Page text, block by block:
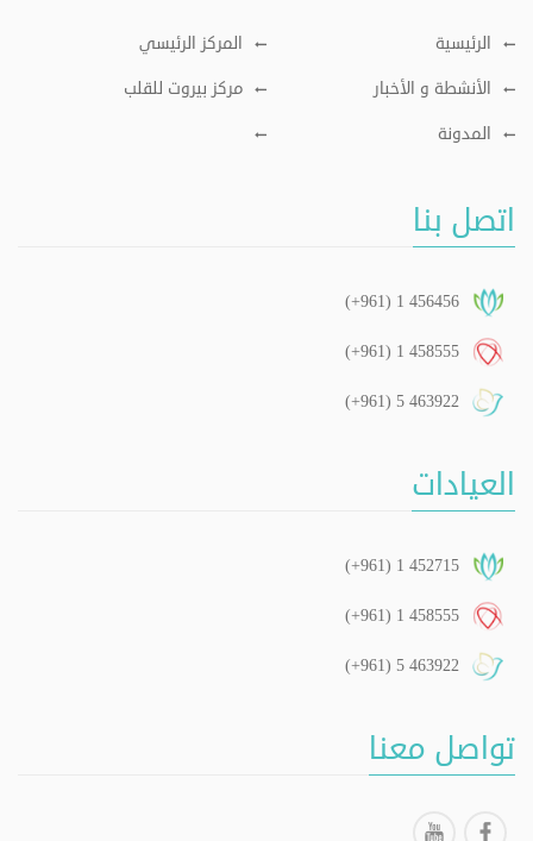
الرئيسية
المركز الرئيسي
الأنشطة و الأخبار
مركز بيروت للقلب
المدونة
اتصل بنا
(+961) 1 456456
(+961) 1 458555
(+961) 5 463922
العيادات
(+961) 1 452715
(+961) 1 458555
(+961) 5 463922
تواصل معنا